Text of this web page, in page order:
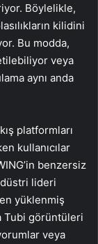
Böylelikle,
kilidini
Bu modda,
veya
aynı anda
platformları
kullanıcılar
benzersiz
lideri
yüklenmiş
Tubi görüntüleri
veya